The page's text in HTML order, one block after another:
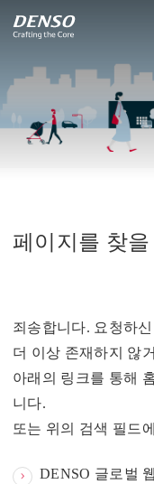
페이지를 찾을
죄송합니다. 요청하
더 이상 존재하지 않
아래의 링크를 통해
니다.
또는 위의 검색 필드
DENSO 글로벌